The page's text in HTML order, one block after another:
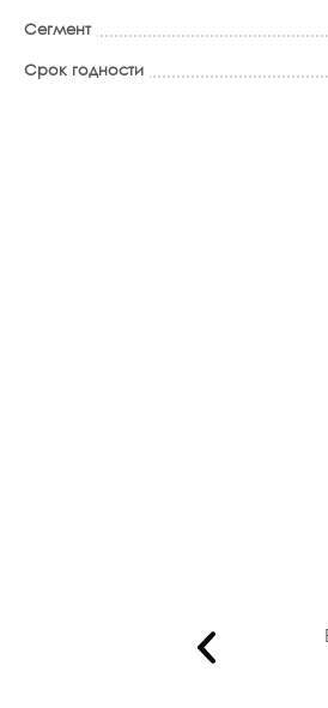
Сегмент
Срок годности